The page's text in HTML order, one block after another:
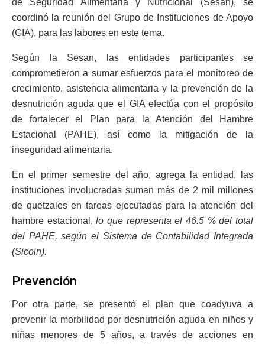
de Seguridad Alimentaria y Nutricional (Sesan), se
coordinó la reunión del Grupo de Instituciones de Apoyo
(GIA), para las labores en este tema.
Según la Sesan, las entidades participantes se
comprometieron a sumar esfuerzos para el monitoreo de
crecimiento, asistencia alimentaria y la prevención de la
desnutrición aguda que el GIA efectúa con el propósito
de fortalecer el Plan para la Atención del Hambre
Estacional (PAHE), así como la mitigación de la
inseguridad alimentaria.
En el primer semestre del año, agrega la entidad, las
instituciones involucradas suman más de 2 mil millones
de quetzales en tareas ejecutadas para la atención del
hambre estacional,lo que representa el 46.5 % del total
del PAHE, según el Sistema de Contabilidad Integrada
(Sicoin).
Prevención
Por otra parte, se presentó el plan que coadyuva a
prevenir la morbilidad por desnutrición aguda en niños y
niñas menores de 5 años, a través de acciones en